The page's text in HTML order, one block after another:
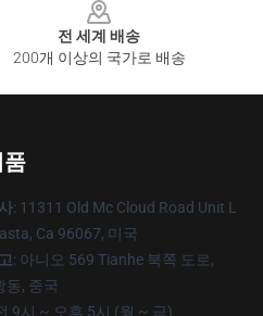
전 세계 배송
200개 이상의 국가로 배송
품
: 11311 Old Mc Cloud Road Unit L
Ca 96067, 미국
: 아니오 569 Tianhe 북쪽 도로,
동, 중국
9시 ~ 오후 5시 (월 ~ 금)